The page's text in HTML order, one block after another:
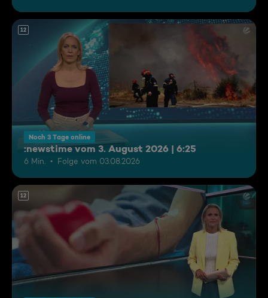
12
Noch 3 Tage online
:newstime vom 3. August 2026 | 6:25
6 Min. Folge vom 03.08.2026
12